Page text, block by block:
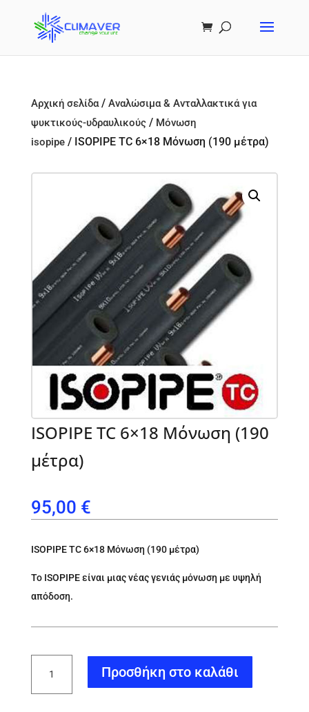
Αρχική σελίδα/ Αναλώσιμα & Ανταλλακτικά για
ψυκτικούς-υδραυλικούς/ Μόνωση
isopipe/ ISOPIPE TC 6×18 Μόνωση (190 μέτρα)
ISOPIPE TC 6×18 Μόνωση (190
μέτρα)
95,00 €
ISOPIPE TC 6×18 Μόνωση (190 μέτρα)
To ISOPIPE είναι μιας νέας γενιάς μόνωση με υψηλή
απόδοση.
Προσθήκη στο καλάθι